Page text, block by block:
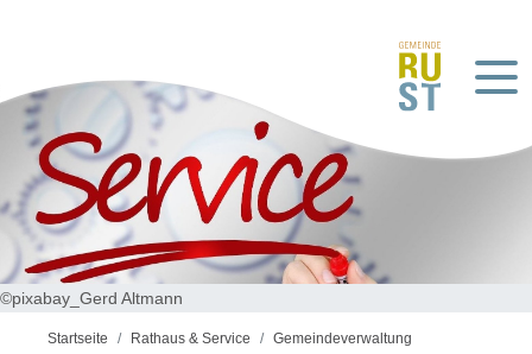
©pixabay_Gerd Altmann
Startseite Rathaus & Service
Gemeindeverwaltung